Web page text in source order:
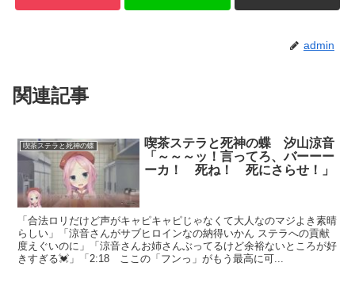
admin
関連記事
喫茶ステラと死神の蝶
喫茶ステラと死神の蝶 汐山涼音
「～～～ッ！言ってろ、バーーー
ーカ！ 死ね！ 死にさらせ！」
「合法ロリだけど声がキャピキャピじゃなくて大人なのマジよき素晴
らしい」「涼音さんがサブヒロインなの納得いかん ステラへの貢献
度えぐいのに」「涼音さんお姉さんぶってるけど余裕ないところが好
きすぎる💓」「2:18 ここの「フンっ」がもう最高に可...